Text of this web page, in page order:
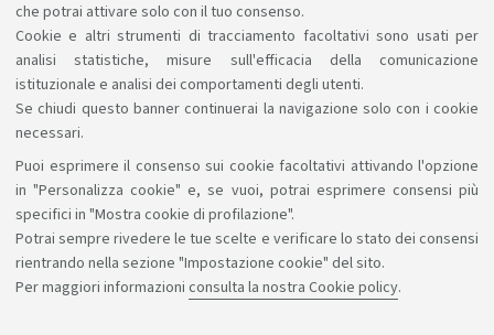
che potrai attivare solo con il tuo consenso.
Cookie e altri strumenti di tracciamento facoltativi sono usati per
analisi statistiche, misure sull'efficacia della comunicazione
istituzionale e analisi dei comportamenti degli utenti.
Se chiudi questo banner continuerai la navigazione solo con i cookie
necessari.
Puoi esprimere il consenso sui cookie facoltativi attivando l'opzione
in "Personalizza cookie" e, se vuoi, potrai esprimere consensi più
specifici in "Mostra cookie di profilazione".
Potrai sempre rivedere le tue scelte e verificare lo stato dei consensi
rientrando nella sezione "Impostazione cookie" del sito.
Per maggiori informazioni consulta la nostra Cookie policy.
Sosteniamo il diritto alla conoscenza
Seguici su: